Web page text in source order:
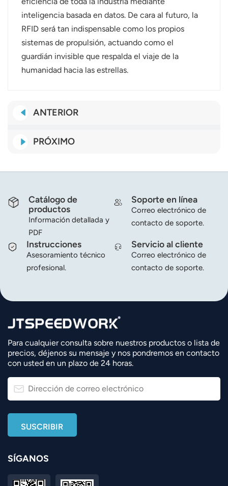
inteligencia basada en datos. De cara al futuro, la
RFID será tan indispensable como los propios
sistemas de propulsión, actuando como el
guardián invisible que respalda el viaje de la
humanidad hacia las estrellas.
ANTERIOR
PRÓXIMO
Catálogo de
productos
Información detallada y
PDF
Soporte en línea
Correo electrónico de
contacto de soporte.
Instrucciones
Asesoramiento técnico
profesional.
Servicio al cliente
Correo electrónico de
contacto de soporte.
Para cualquier consulta sobre nuestros productos o lista de
precios, déjenos su mensaje y nos pondremos en contacto
con usted en un plazo de 24 horas.
SÍGANOS